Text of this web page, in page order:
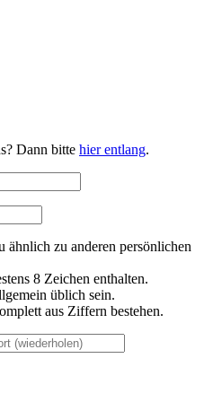
Dann bitte hier entlang.
ähnlich zu anderen persönlichen
8 Zeichen enthalten.
üblich sein.
aus Ziffern bestehen.